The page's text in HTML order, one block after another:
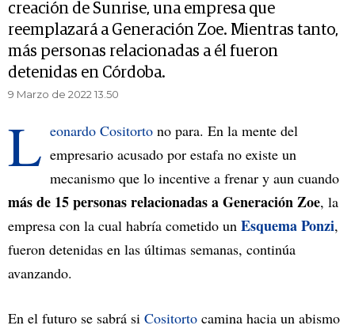
creación de Sunrise, una empresa que
reemplazará a Generación Zoe. Mientras tanto,
más personas relacionadas a él fueron
detenidas en Córdoba.
9 Marzo de 2022 13.50
L eonardo Cositorto no para. En la mente del
empresario acusado por estafa no existe un
mecanismo que lo incentive a frenar y aun cuando
más de 15 personas relacionadas a Generación Zoe, la
empresa con la cual habría cometido un Esquema Ponzi,
fueron detenidas en las últimas semanas, continúa
avanzando.
En el futuro se sabrá si Cositorto camina hacia un abismo